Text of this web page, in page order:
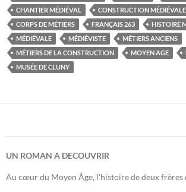
CHANTIER MÉDIÉVAL
CONSTRUCTION MÉDIÉVALE
CORPS DE MÉTIERS
FRANÇAIS 263
HISTOIRE
MÉDIÉVALE
MÉDIÉVISTE
MÉTIERS ANCIENS
MÉTIERS DE LA CONSTRUCTION
MOYEN AGE
MUSÉE DE CLUNY
UN ROMAN A DECOUVRIR
Au cœur du Moyen Âge, l'histoire de deux frères